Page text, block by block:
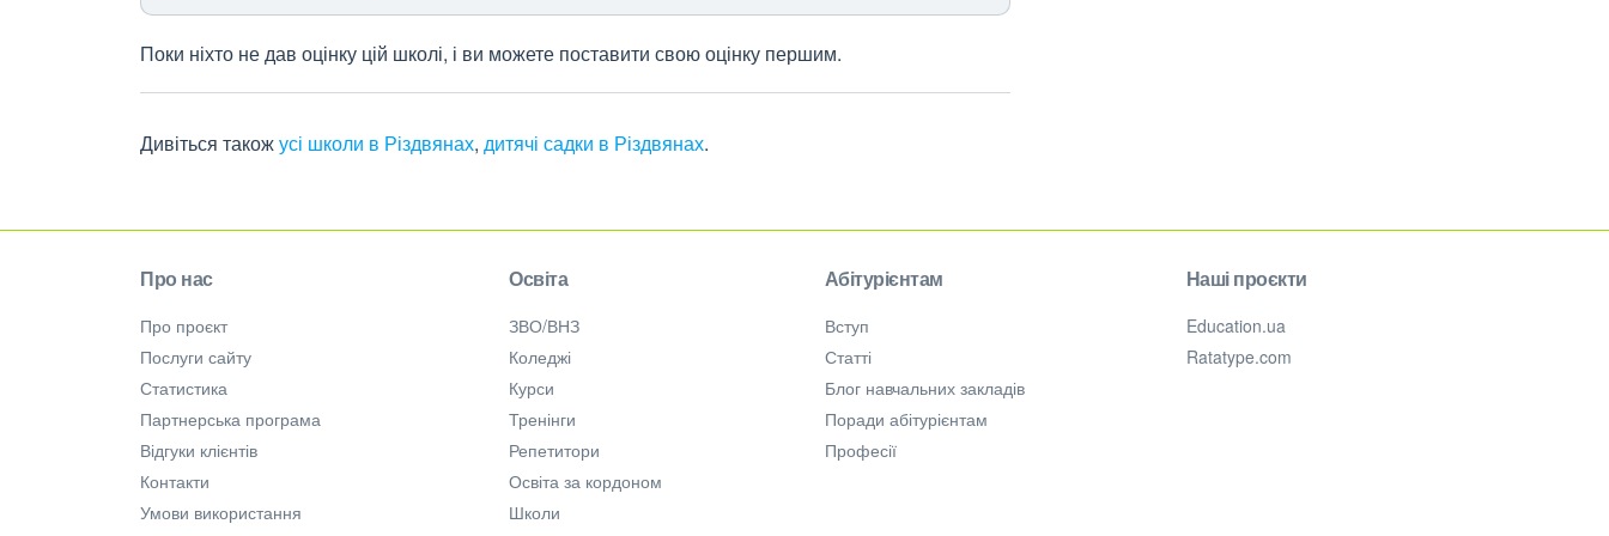
Поки ніхто не дав оцінку цій школі, і ви можете поставити свою оцінку першим.
Дивіться такожусі школи в Різдвянах, дитячі садки в Різдвянах.
Про нас
Про проєкт
Послуги сайту
Статистика
Партнерська програма
Відгуки клієнтів
Контакти
Умови використання
Освіта
ЗВО/ВНЗ
Коледжі
Курси
Тренінги
Репетитори
Освіта за кордоном
Школи
Абітурієнтам
Вступ
Статті
Блог навчальних закладів
Поради абітурієнтам
Професії
Наші проєкти
Education.ua
Ratatype.com